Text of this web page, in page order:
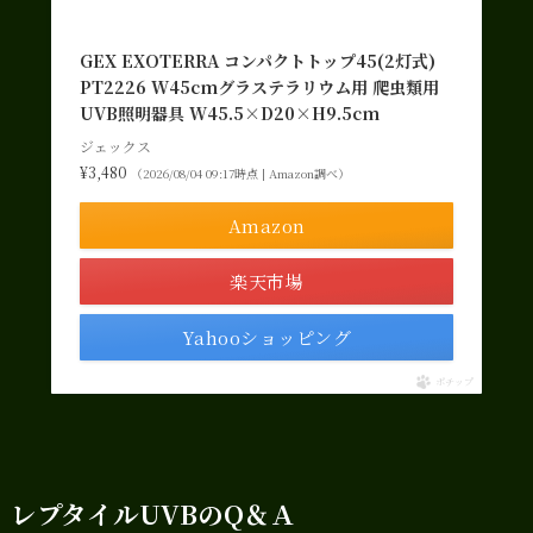
GEX EXOTERRA コンパクトトップ45(2灯式)
PT2226 W45cmグラステラリウム用 爬虫類用
UVB照明器具 W45.5×D20×H9.5cm
ジェックス
¥3,480
（2026/08/04 09:17時点 | Amazon調べ）
Amazon
楽天市場
Yahooショッピング
ポチップ
レプタイルUVBのQ＆Ａ